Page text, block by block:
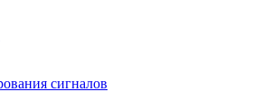
сигналов